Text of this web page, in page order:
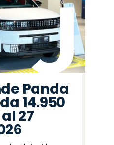
Panda
14.950
27